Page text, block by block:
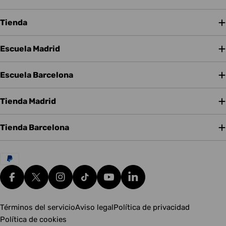
Tienda
Escuela Madrid
Escuela Barcelona
Tienda Madrid
Tienda Barcelona
Métodos
de
pagoFacebookX (Twitter)Instagram
tiktok YouTubeTranslation missing:
Términos del servicioAviso legalPolítica de privacidad
Política de cookies